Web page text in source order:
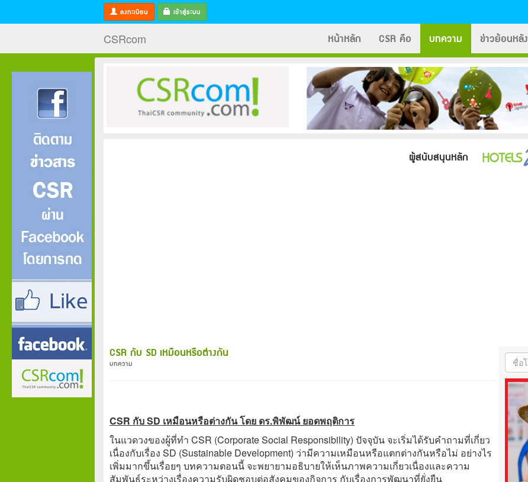
ลงทะเบียน เข้าสู่ระบบ
CSRcom หน้าหลัก CSR คือ บทความ ข่าวย้อนหลัง
ผู้สนับสนุนหลัก
CSR กับ SD เหมือนหรือต่างกัน
บทความ
CSR กับ SD เหมือนหรือต่างกัน โดย ดร.พิพัฒน์ ยอดพฤติการ
ในแวดวงของผู้ที่ทำ CSR (Corporate Social Responsibility) ปัจจุบัน จะเริ่มได้รับคำถามที่เกี่ยว
เนื่องกับเรื่อง SD (Sustainable Development) ว่ามีความเหมือนหรือแตกต่างกันหรือไม่ อย่างไร
เพิ่มมากขึ้นเรื่อยๆ บทความตอนนี้ จะพยายามอธิบายให้เห็นภาพความเกี่ยวเนื่องและความ
สัมพันธ์ระหว่างเรื่องความรับผิดชอบต่อสังคมของกิจการ กับเรื่องการพัฒนาที่ยั่งยืน